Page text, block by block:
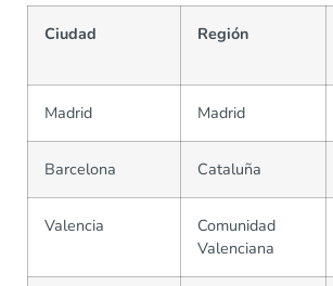
Ciudad Región
Madrid Madrid
Barcelona Cataluña
Valencia
Comunidad
Valenciana